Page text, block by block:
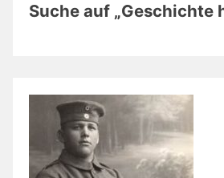
Suche auf „Geschichte